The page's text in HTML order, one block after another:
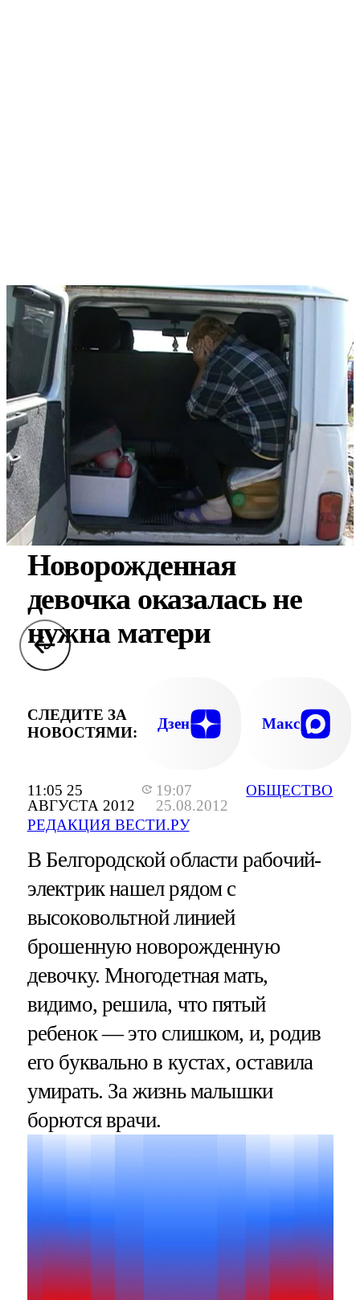
11:05 25
АВГУСТА 2012
19:07
25.08.2012
РЕДАКЦИЯ ВЕСТИ.РУ
ОБЩЕСТВО
Новорожденная
девочка оказалась не
нужна матери
СЛЕДИТЕ ЗА
НОВОСТЯМИ:
Дзен Макс
В Белгородской области рабочий-
электрик нашел рядом с
высоковольтной линией
брошенную новорожденную
девочку. Многодетная мать,
видимо, решила, что пятый
ребенок — это слишком, и, родив
его буквально в кустах, оставила
умирать. За жизнь малышки
борются врачи.